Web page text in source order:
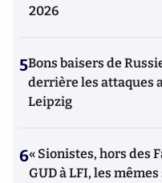
2026
5Bons baisers de
derrière les attaques
Leipzig
6« Sionistes, hors des
GUD à LFI, les